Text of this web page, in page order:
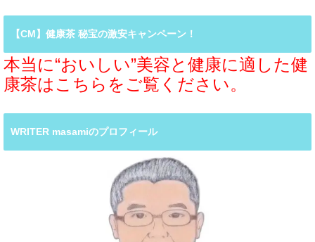
【CM】健康茶 秘宝の激安キャンペーン！
本当に“おいしい”美容と健康に適した健
康茶はこちらをご覧ください。
WRITER masamiのプロフィール